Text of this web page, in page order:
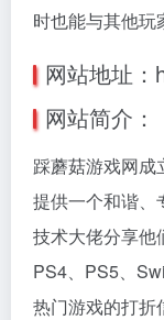
时也能与其他玩
网站地址
网站简介：
踩蘑菇游戏网成
提供一个和谐、
技术大佬分享他
PS4、PS5、
热门游戏的打折